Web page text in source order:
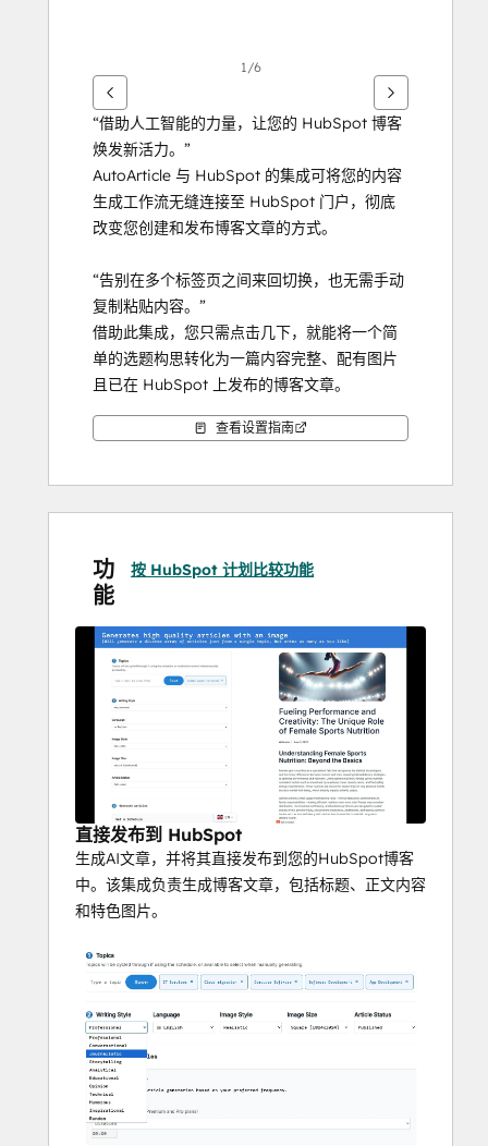
1/6
“借助人工智能的力量，让您的 HubSpot 博客
焕发新活力。”
AutoArticle 与 HubSpot 的集成可将您的内容
生成工作流无缝连接至 HubSpot 门户，彻底
改变您创建和发布博客文章的方式。
“告别在多个标签页之间来回切换，也无需手动
复制粘贴内容。”
借助此集成，您只需点击几下，就能将一个简
单的选题构思转化为一篇内容完整、配有图片
且已在 HubSpot 上发布的博客文章。
“我们的AI能根据您的具体要求，生成高质量且
生成后，文章会自动作为草稿发送至您的
HubSpot 博客，供您审核，或直接自动发布。
该集成专为希望节省时间、扩展内容策略并保
持稳定发布节奏，同时避免手动操作负担的营
查看设置指南
功
能
按 HubSpot 计划比较功能
直接发布到 HubSpot
生成AI文章，并将其直接发布到您的HubSpot博客
中。该集成负责生成博客文章，包括标题、正文内容
和特色图片。